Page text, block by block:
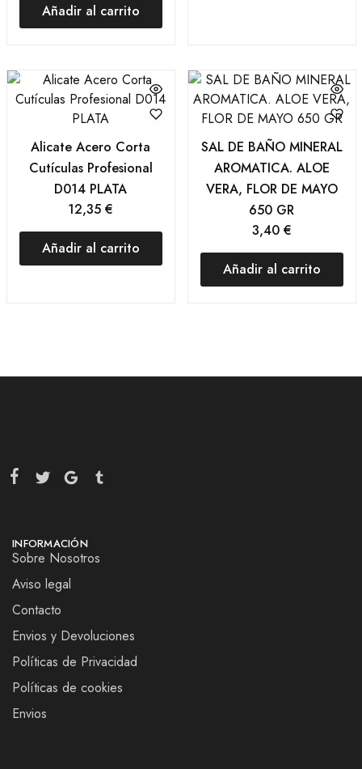
Añadir al carrito
Alicate Acero Corta
Cutículas Profesional
D014 PLATA
12,35 €
Añadir al carrito
SAL DE BAÑO MINERAL
AROMATICA. ALOE
VERA, FLOR DE MAYO
650 GR
3,40 €
Añadir al carrito
INFORMACIÓN
Sobre Nosotros
Aviso legal
Contacto
Envios y Devoluciones
Políticas de Privacidad
Políticas de cookies
Envios